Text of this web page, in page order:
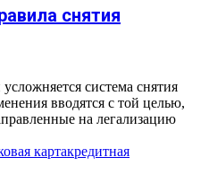
снятия
система снятия
вводятся с той целью,
на легализацию
картакредитная